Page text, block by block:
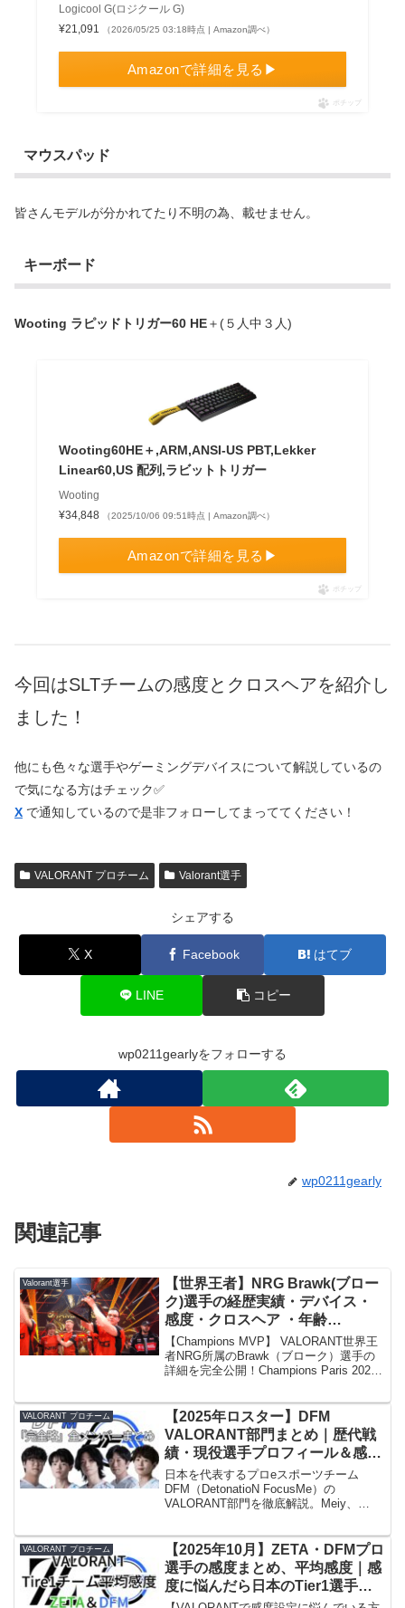
Logicool G(ロジクール G)
¥21,091
（2026/05/25 03:18時点 | Amazon調べ）
Amazonで詳細を見る▶
ポチップ
マウスパッド
皆さんモデルが分かれてたり不明の為、載せません。
キーボード
Wooting ラピッドトリガー60 HE＋(５人中３人)
Wooting60HE＋,ARM,ANSI-US PBT,Lekker
Linear60,US 配列,ラビットトリガー
Wooting
¥34,848
（2025/10/06 09:51時点 | Amazon調べ）
Amazonで詳細を見る▶
ポチップ
今回はSLTチームの感度とクロスヘアを紹介し
ました！
他にも色々な選手やゲーミングデバイスについて解説しているの
で気になる方はチェック✅
X で通知しているので是非フォローしてまっててください！
VALORANT プロチーム Valorant選手
シェアする
X Facebook はてブ
LINE コピー
wp0211gearlyをフォローする
wp0211gearly
関連記事
Valorant選手
【世界王者】NRG Brawk(ブロー
ク)選手の経歴実績・デバイス・
感度・クロスヘア ・年齢
「VALORANT Champions
Paris」
【Champions MVP】 VALORANT世界王
者NRG所属のBrawk（ブローク）選手の
詳細を完全公開！Champions Paris 2025
ロスヘアコード、使用デバイス（Razer
Viper V3 Pro、Wooting 60HE）、設定情
報を網羅。驚異の活躍を支える設定の全
てに迫ります。
VALORANT プロチーム
【2025年ロスター】DFM
VALORANT部門まとめ｜歴代戦
績・現役選手プロフィール＆感
度・クロスヘア・高使用率デバイ
ス
（Meiy,Jinboong,gyen,SSeeS,A
日本を代表するプロeスポーツチーム
DFM（DetonatioN FocusMe）の
VALORANT部門を徹底解説。Meiy、
現役選手のプロフィール、実績、使用デ
バイス、感度、クロスヘア情報を完全網
羅。国際リーグでの活躍と今後の展望に
迫ります。
VALORANT プロチーム
【2025年10月】ZETA・DFMプロ
選手の感度まとめ、平均感度｜感
度に悩んだら日本のTier1選手を
マネてみよう！！VALORANT